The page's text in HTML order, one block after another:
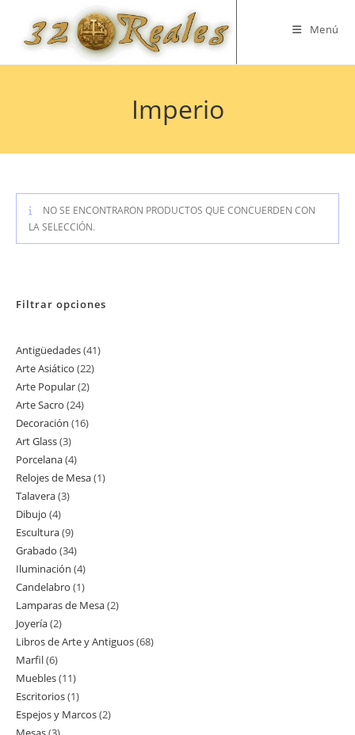
contenido
Menú
Imperio
NO SE ENCONTRARON PRODUCTOS QUE CONCUERDEN CON
LA SELECCIÓN.
Filtrar opciones
Antigüedades 4141
Arte Asiático 2222
Arte Popular 22
Arte Sacro 2424
productos
Decoración 1616
Art Glass 33
productos
Porcelana 44
productos
Relojes de Mesa 11
Talavera 33
Dibujo 44
productos
Escultura 99
productos
Grabado 3434
productos
Iluminación 44
productos
Candelabro 11
producto
Lamparas de Mesa 22
Joyería 22
productos
Libros de Arte y Antiguos 6868
Marfil 66
productos
Muebles 1111
productos
Escritorios 11
producto
Espejos y Marcos 22